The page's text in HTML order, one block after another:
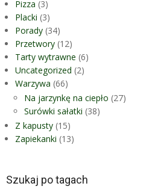
Pizza (3)
Placki (3)
Porady (34)
Przetwory (12)
Tarty wytrawne (6)
Uncategorized (2)
Warzywa (66)
Na jarzynkę na ciepło (27)
Surówki sałatki (38)
Z kapusty (15)
Zapiekanki (13)
Szukaj po tagach